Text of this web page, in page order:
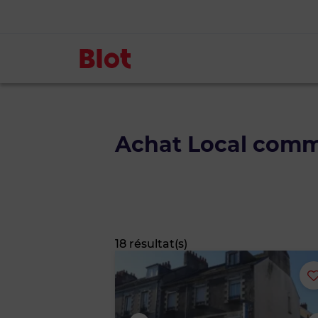
Achat Local
18 résultat(s)